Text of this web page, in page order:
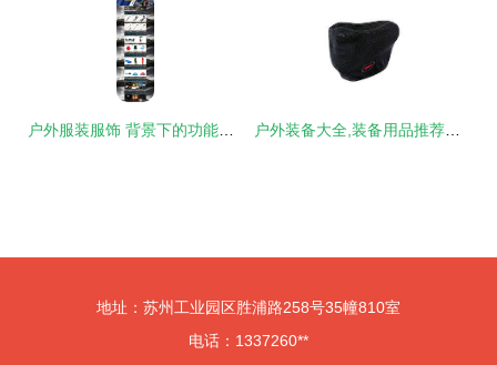
地址：苏州工业园区胜浦路258号35幢810室
电话：1337260**